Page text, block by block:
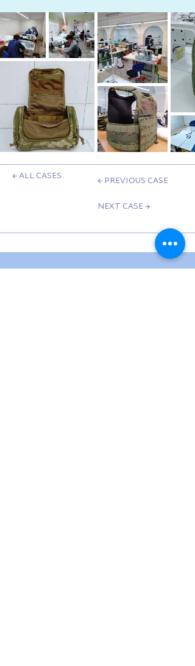
← ALL CASES ← PREVIOUS CASE
NEXT CASE →